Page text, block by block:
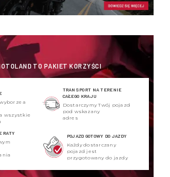
TO PAKIET KORZYŚCI
a
wszystkie
TRANSPORT NA TERENIE
CAŁEGO KRAJU
Dostarczymy Twój pojazd
pod wskazany
adres
RATY
POJAZD GOTOWY DO JAZDY
Każdy dostarczany
pojazd jest
przygotowany do jazdy